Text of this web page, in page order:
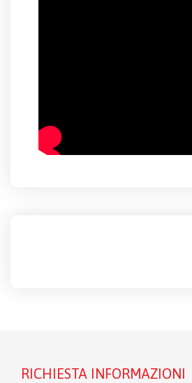
RICHIESTA INFORMAZIONI